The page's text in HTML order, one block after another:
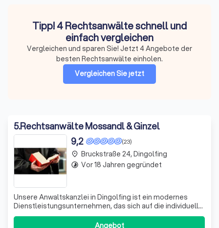
Tipp! 4 Rechtsanwälte schnell und
einfach vergleichen
Vergleichen und sparen Sie! Jetzt 4 Angebote der
besten Rechtsanwälte einholen.
Vergleichen Sie jetzt
5.Rechtsanwälte Mossandl & Ginzel
(23)
9,2
Unsere Anwaltskanzlei in Dingolfing ist ein modernes
Dienstleistungsunternehmen, das sich auf die individuelle
und kompetente Rechtsberatung spezialisiert hat. Als
Mandant stehen Sie im Mittelpunkt unserer täglichen
Angebot
place Bruckstraße 24, Dingolfing
timelapse Vor 18 Jahren gegründet